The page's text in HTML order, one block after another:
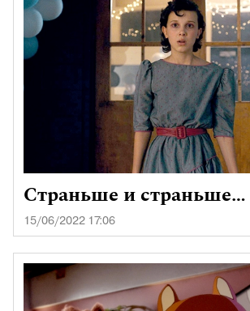
Страньше и страньше…
15/06/2022 17:06